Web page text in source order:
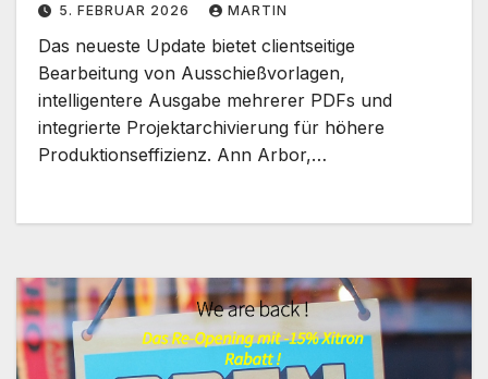
5. FEBRUAR 2026 MARTIN
Das neueste Update bietet clientseitige
Bearbeitung von Ausschießvorlagen,
intelligentere Ausgabe mehrerer PDFs und
integrierte Projektarchivierung für höhere
Produktionseffizienz. Ann Arbor,…